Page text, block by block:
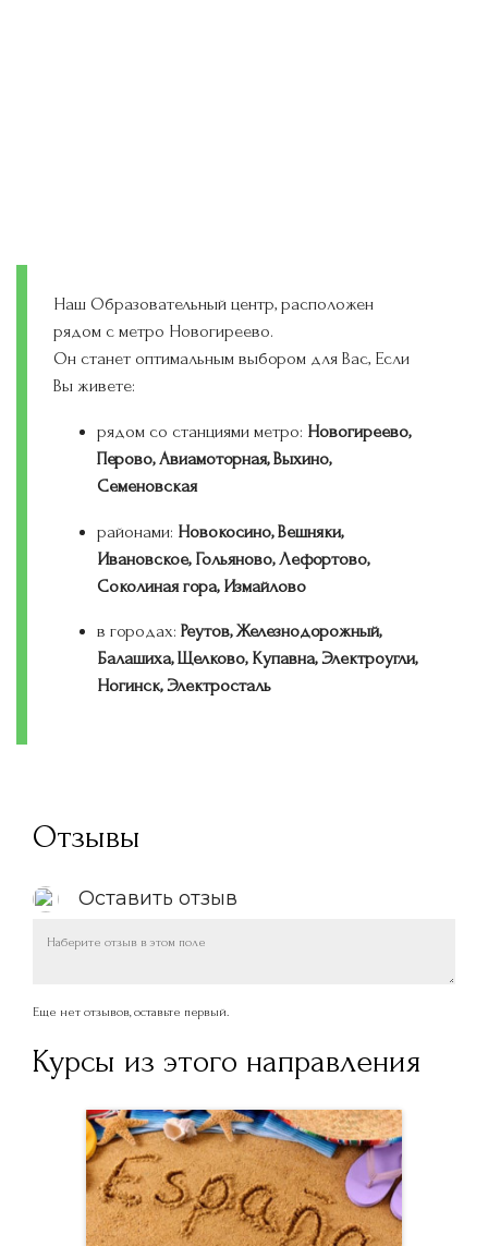
Наш Образовательный центр, расположен
рядом с метро Новогиреево.
Он станет оптимальным выбором для Вас, Если
Вы живете:
рядом со станциями метро: Новогиреево,
Перово, Авиамоторная, Выхино,
Семеновская
районами: Новокосино, Вешняки,
Ивановское, Гольяново, Лефортово,
Соколиная гора, Измайлово
в городах: Реутов, Железнодорожный,
Балашиха, Щелково, Купавна, Электроугли,
Ногинск, Электросталь
Отзывы
Оставить отзыв
Еще нет отзывов, оставьте первый.
Курсы из этого направления